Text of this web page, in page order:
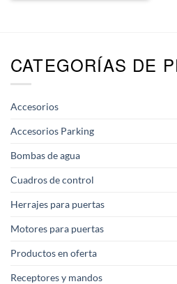
Las
opciones
la
producto
CATEGORÍAS DE
Accesorios
Accesorios Parking
Bombas de agua
Cuadros de control
Herrajes para puertas
Motores para puertas
Productos en oferta
Receptores y mandos